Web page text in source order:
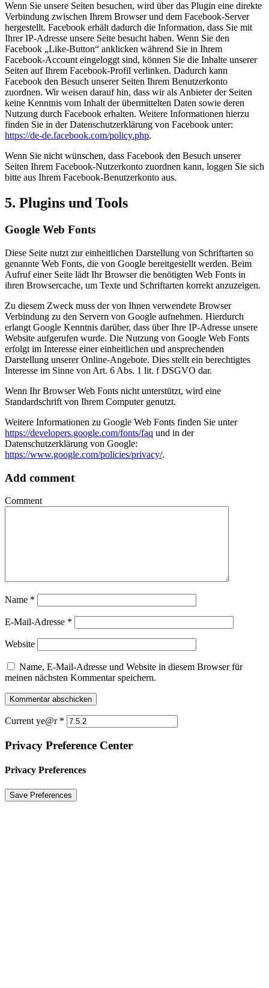
Wenn Sie unsere Seiten besuchen, wird über das Plugin eine direkte
Verbindung zwischen Ihrem Browser und dem Facebook-Server
hergestellt. Facebook erhält dadurch die Information, dass Sie mit
Ihrer IP-Adresse unsere Seite besucht haben. Wenn Sie den
Facebook „Like-Button“ anklicken während Sie in Ihrem
Facebook-Account eingeloggt sind, können Sie die Inhalte unserer
Seiten auf Ihrem Facebook-Profil verlinken. Dadurch kann
Facebook den Besuch unserer Seiten Ihrem Benutzerkonto
zuordnen. Wir weisen darauf hin, dass wir als Anbieter der Seiten
keine Kenntnis vom Inhalt der übermittelten Daten sowie deren
Nutzung durch Facebook erhalten. Weitere Informationen hierzu
finden Sie in der Datenschutzerklärung von Facebook unter:
https://de-de.facebook.com/policy.php.
Wenn Sie nicht wünschen, dass Facebook den Besuch unserer
Seiten Ihrem Facebook-Nutzerkonto zuordnen kann, loggen Sie sich
bitte aus Ihrem Facebook-Benutzerkonto aus.
5. Plugins und Tools
Google Web Fonts
Diese Seite nutzt zur einheitlichen Darstellung von Schriftarten so
genannte Web Fonts, die von Google bereitgestellt werden. Beim
Aufruf einer Seite lädt Ihr Browser die benötigten Web Fonts in
ihren Browsercache, um Texte und Schriftarten korrekt anzuzeigen.
Zu diesem Zweck muss der von Ihnen verwendete Browser
Verbindung zu den Servern von Google aufnehmen. Hierdurch
erlangt Google Kenntnis darüber, dass über Ihre IP-Adresse unsere
Website aufgerufen wurde. Die Nutzung von Google Web Fonts
erfolgt im Interesse einer einheitlichen und ansprechenden
Darstellung unserer Online-Angebote. Dies stellt ein berechtigtes
Interesse im Sinne von Art. 6 Abs. 1 lit. f DSGVO dar.
Wenn Ihr Browser Web Fonts nicht unterstützt, wird eine
Standardschrift von Ihrem Computer genutzt.
Weitere Informationen zu Google Web Fonts finden Sie unter
https://developers.google.com/fonts/faq und in der
Datenschutzerklärung von Google:
https://www.google.com/policies/privacy/.
Add comment
Comment
Name *
E-Mail-Adresse *
Website
Name, E-Mail-Adresse und Website in diesem Browser für
meinen nächsten Kommentar speichern.
Current ye@r *
Privacy Preference Center
Privacy Preferences